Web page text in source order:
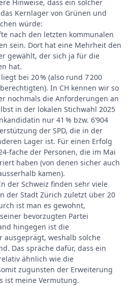
Hinweise, dass ein solcher
Kernlager von Grünen und
würde:
nach den letzten kommunalen
sein. Dort hat eine Mehrheit den
gewählt, der sich ja für die
hat.
bei 20 % (also rund 7 200
In CH kennen wir so
nochmals die Anforderungen an
in der lokalen Stichwahl 2025
nur 41 % bzw. 6’904
der SPD, die in der
Lager ist. Für einen Erfolg
der Personen, die im Mai
haben (von denen sicher auch
kamen).
der Schweiz finden sehr viele
der Stadt Zürich zuletzt über 20
ist man es gewohnt,
bevorzugten Partei
hingegen ist die
ausgeprägt, weshalb solche
Das spräche dafür, dass ein
ähnlich wie die
zugunsten der Erweiterung
ist meine Vermutung.